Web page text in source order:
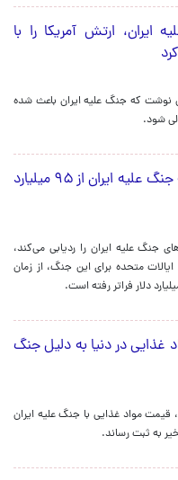
ایران، ارتش آمریکا را با
کرد
نوشت که جنگ علیه ایران باعث شده
شود.
وبگاه آمریکایی: هزینه جنگ علیه ایران از ۹۵ میلیارد
جنگ علیه ایران را ردیابی می‌کند،
متحده برای این جنگ، از زمان
غذایی در دنیا به دلیل جنگ
مواد غذایی با جنگ علیه ایران
به ثبت رساند.